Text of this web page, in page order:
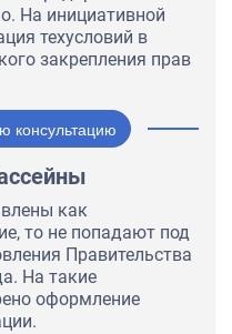
На инициативной
техусловий в
закрепления прав
консультацию
как
то не попадают под
Правительства
На такие
оформление